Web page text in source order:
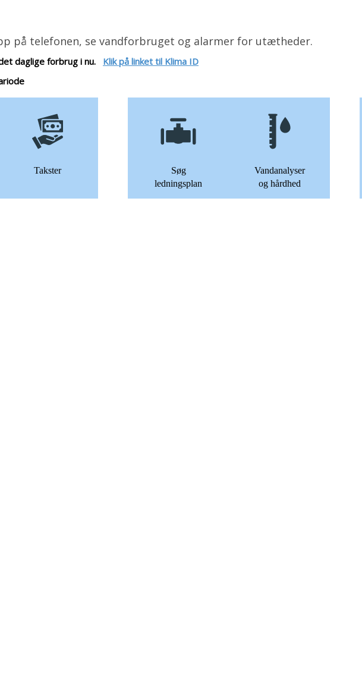
på telefonen, se vandforbruget og alarmer for utætheder.
daglige forbrug i nu. Klik på linket til Klima ID
Takster
Søg
ledningsplan
Vandanalyser
og hårdhed